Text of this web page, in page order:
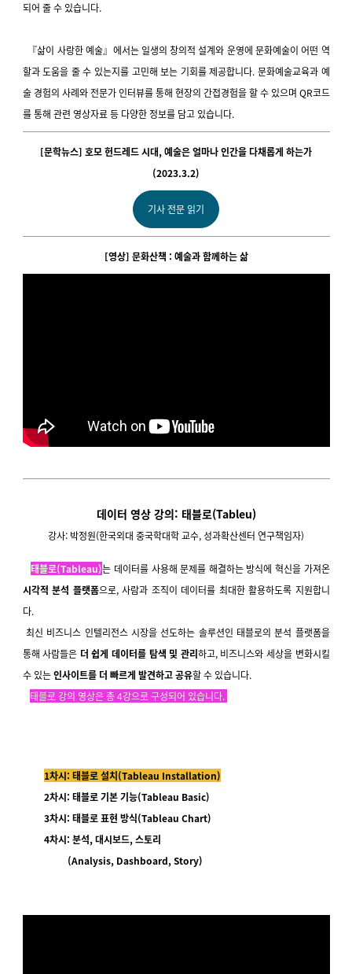
되어 줄 수 있습니다.
『삶이 사랑한 예술』에서는 일생의 창의적 설계와 운영에 문화예술이 어떤 역
할과 도움을 줄 수 있는지를 고민해 보는 기회를 제공합니다. 문화예술교육과 예
술 경험의 사례와 전문가 인터뷰를 통해 현장의 간접경험을 할 수 있으며 QR코드
를 통해 관련 영상자료 등 다양한 정보를 담고 있습니다.
[문학뉴스] 호모 헌드레드 시대, 예술은 얼마나 인간을 다채롭게 하는가
(2023.3.2)
기사 전문 읽기
[영상] 문화산책 : 예술과 함께하는 삶
데이터 영상 강의: 태블로(Tableu)
강사: 박정원(한국외대 중국학대학 교수, 성과확산센터 연구책임자)
태블로(Tableau)는 데이터를 사용해문제를 해결하는 방식에 혁신을 가져온
시각적 분석 플랫폼으로, 사람과 조직이 데이터를 최대한 활용하도록 지원합니
다.
최신 비즈니스 인텔리전스 시장을선도하는 솔루션인 태블로의 분석 플랫폼을
통해 사람들은 더 쉽게 데이터를 탐색 및 관리하고, 비즈니스와 세상을 변화시킬
수 있는인사이트를 더 빠르게 발견하고공유할 수 있습니다.
태블로 강의 영상은 총 4강으로 구성되어 있습니다.
1차시: 태블로 설치(Tableau Installation)
2차시: 태블로 기본 기능(Tableau Basic)
3차시: 태블로 표현 방식(Tableau Chart)
4차시: 분석, 대시보드, 스토리
(Analysis, Dashboard, Story)